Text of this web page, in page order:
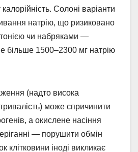
Солоні варіанти
натрію, що ризиковано
чи набряками —
більше 1500–2300 мг натрію
(надто висока
може спричинити
а окислене насіння
— порушити обмін
клітковини іноді викликає